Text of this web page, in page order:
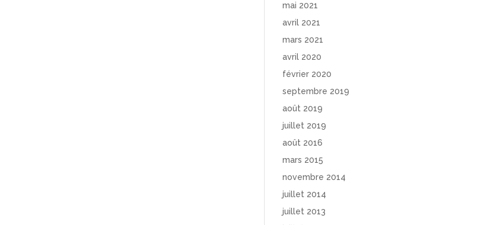
mai 2021
avril 2021
mars 2021
avril 2020
février 2020
septembre 2019
août 2019
juillet 2019
août 2016
mars 2015
novembre 2014
juillet 2014
juillet 2013